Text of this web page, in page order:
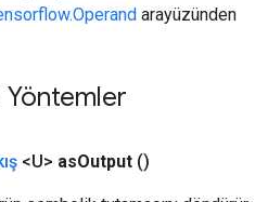
arayüzünden
Yöntemler
<U> asOutput ()